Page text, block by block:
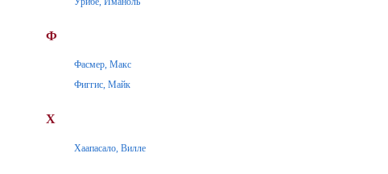
Ф
Фасмер, Макс
Фиггис, Майк
Х
Хаапасало, Вилле